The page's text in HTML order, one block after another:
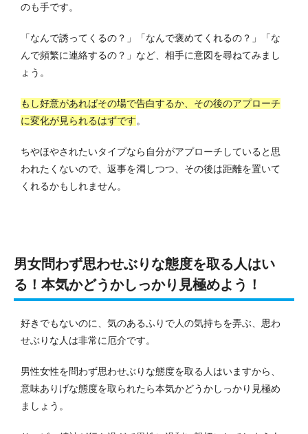
のも手です。
「なんで誘ってくるの？」「なんで褒めてくれるの？」「な
んで頻繁に連絡するの？」など、相手に意図を尋ねてみまし
ょう。
もし好意があればその場で告白するか、その後のアプローチ
に変化が見られるはずです。
ちやほやされたいタイプなら自分がアプローチしていると思
われたくないので、返事を濁しつつ、その後は距離を置いて
くれるかもしれません。
男女問わず思わせぶりな態度を取る人はい
る！本気かどうかしっかり見極めよう！
好きでもないのに、気のあるふりで人の気持ちを弄ぶ、思わ
せぶりな人は非常に厄介です。
男性女性を問わず思わせぶりな態度を取る人はいますから、
意味ありげな態度を取られたら本気かどうかしっかり見極め
ましょう。